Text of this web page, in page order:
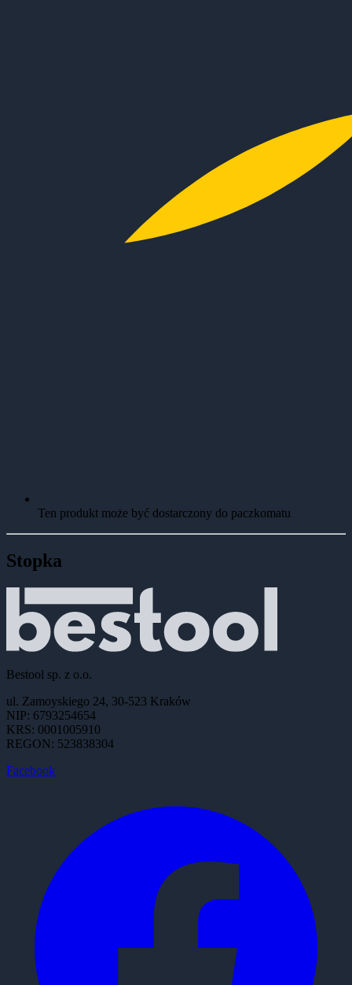
Ten produkt może być dostarczony do paczkomatu
Stopka
Bestool sp. z o.o.
ul. Zamoyskiego 24, 30-523 Kraków
NIP: 6793254654
KRS: 0001005910
REGON: 523838304
Facebook